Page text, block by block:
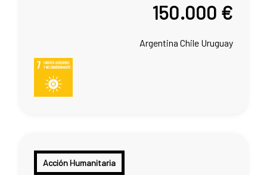
150.000 €
Argentina Chile Uruguay
Acción Humanitaria